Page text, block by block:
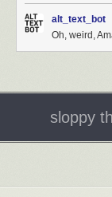
的相应预约安排插
部操作都能在Action
各项内容。纸质日
它。30天日程安排
每日事项列表和安排
一份待做事项列表
我當時說知道，李
院士在分子演化的領
演化》（Molecular
士班是用果蠅進行遺
我聽說要改用禽類做
alt_text_bot
Oh, weird,
sloppy